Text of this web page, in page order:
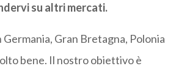
su altri mercati.
Germania, Gran Bretagna, Polonia
bene. Il nostro obiettivo è